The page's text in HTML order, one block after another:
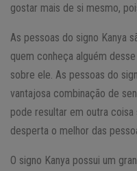
gostar mais de si mesmo,
As pessoas do signo Kanya
quem conheça alguém
sobre ele. As pessoas do
vantajosa combinação de
pode resultar em outra coisa
desperta o melhor das
O signo Kanya possui um